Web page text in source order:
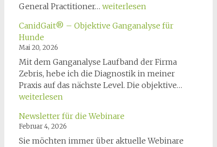
General Practitioner… GPCert
weiterlesen
CanidGait® – Objektive Ganganalyse für
Hunde
Mai 20, 2026
Mit dem Ganganalyse Laufband der Firma
Zebris, hebe ich die Diagnostik in meiner
Praxis auf das nächste Level. Die objektive…
weiterlesen
Newsletter für die Webinare
Februar 4, 2026
Sie möchten immer über aktuelle Webinare